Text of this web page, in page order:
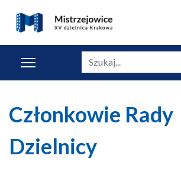
Szukaj
Członkowie Rady
Dzielnicy